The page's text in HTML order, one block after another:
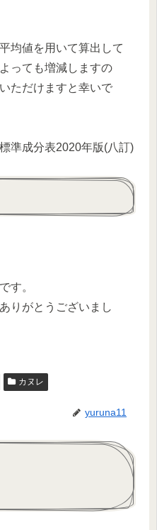
均値を用いて算出して
っても増減しますの
ただけますと幸いで
準成分表2020年版(八訂)
す。
りがとうございまし
カヌレ
yuruna11